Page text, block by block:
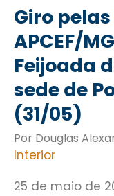
Giro
APCEF/
Feijoada
sede de
(31/05)
Por Douglas
Interior
25 de maio de